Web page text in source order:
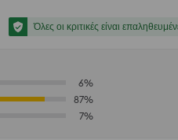
Όλες οι κριτικές είναι
6%
87%
7%